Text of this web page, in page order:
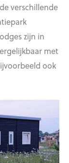
verschillende
zijn in
met
ook